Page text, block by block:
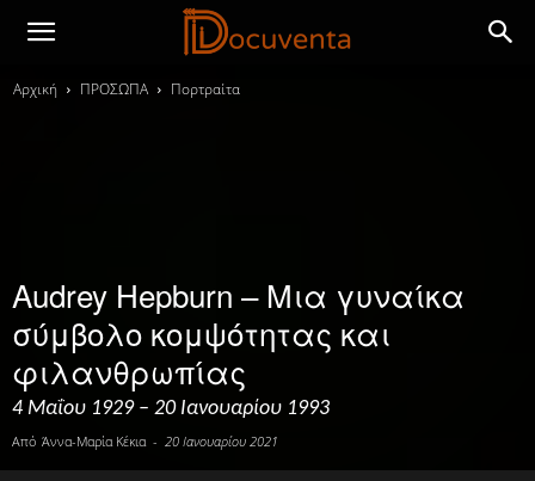
Αρχική ΠΡΟΣΩΠΑ Πορτραίτα
Audrey Hepburn – Μια γυναίκα
σύμβολο κομψότητας και
φιλανθρωπίας
4 Μαΐου 1929 – 20 Ιανουαρίου 1993
Από Άννα-Μαρία Κέκια - 20 Ιανουαρίου 2021